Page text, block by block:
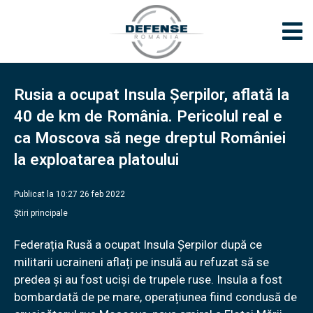
Rusia a ocupat Insula Șerpilor, aflată la
40 de km de România. Pericolul real e
ca Moscova să nege dreptul României
la exploatarea platoului
Publicat la 10:27 26 feb 2022
Știri principale
Federația Rusă a ocupat Insula Șerpilor după ce
militarii ucraineni aflați pe insulă au refuzat să se
predea și au fost uciși de trupele ruse. Insula a fost
bombardată de pe mare, operațiunea fiind condusă de